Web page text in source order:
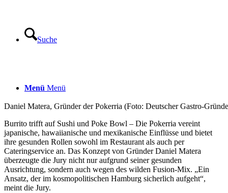
Suche
Menü Menü
Daniel Matera, Gründer der Pokerria (Foto: Deutscher Gastro-
Burrito trifft auf Sushi und Poke Bowl – Die Pokerria vereint
japanische, hawaiianische und mexikanische Einflüsse und bietet
ihre gesunden Rollen sowohl im Restaurant als auch per
Cateringservice an. Das Konzept von Gründer Daniel Matera
überzeugte die Jury nicht nur aufgrund seiner gesunden
Ausrichtung, sondern auch wegen des wilden Fusion-Mix. „Ein
Ansatz, der im kosmopolitischen Hamburg sicherlich aufgeht“,
meint die Jury.